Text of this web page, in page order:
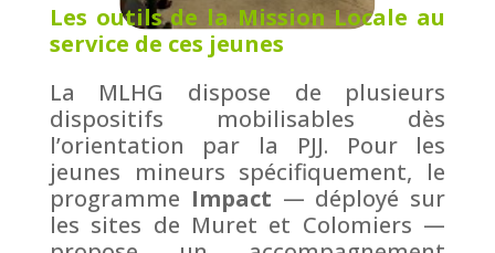
Les outils de la Mission Locale au
service de ces jeunes
La MLHG dispose de plusieurs
dispositifs mobilisables dès
l’orientation par la PJJ. Pour les
jeunes mineurs spécifiquement, le
programme Impact — déployé sur
les sites de Muret et Colomiers —